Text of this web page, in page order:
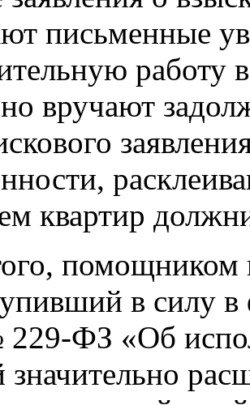
письменные
вручают
квартир
помощником
в силу
ФЗ «Об
значительно